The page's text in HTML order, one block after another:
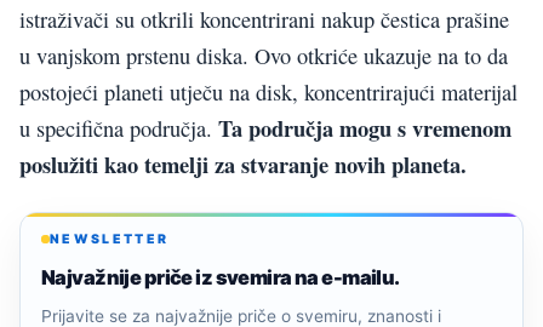
istraživači su otkrili koncentrirani nakup čestica prašine
u vanjskom prstenu diska. Ovo otkriće ukazuje na to da
postojeći planeti utječu na disk, koncentrirajući materijal
u specifična područja. Ta područja mogu s vremenom
poslužiti kao temelji za stvaranje novih planeta.
NEWSLETTER
Najvažnije priče iz svemira na e-mailu.
Prijavite se za najvažnije priče o svemiru, znanosti i